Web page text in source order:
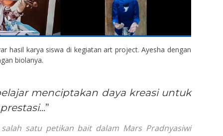
hasil karya siswa di kegiatan art project. Ayesha dengan
biolanya.
menciptakan daya kreasi untuk
…”
satu petikan bait dalam Mars Pradnyasiwi